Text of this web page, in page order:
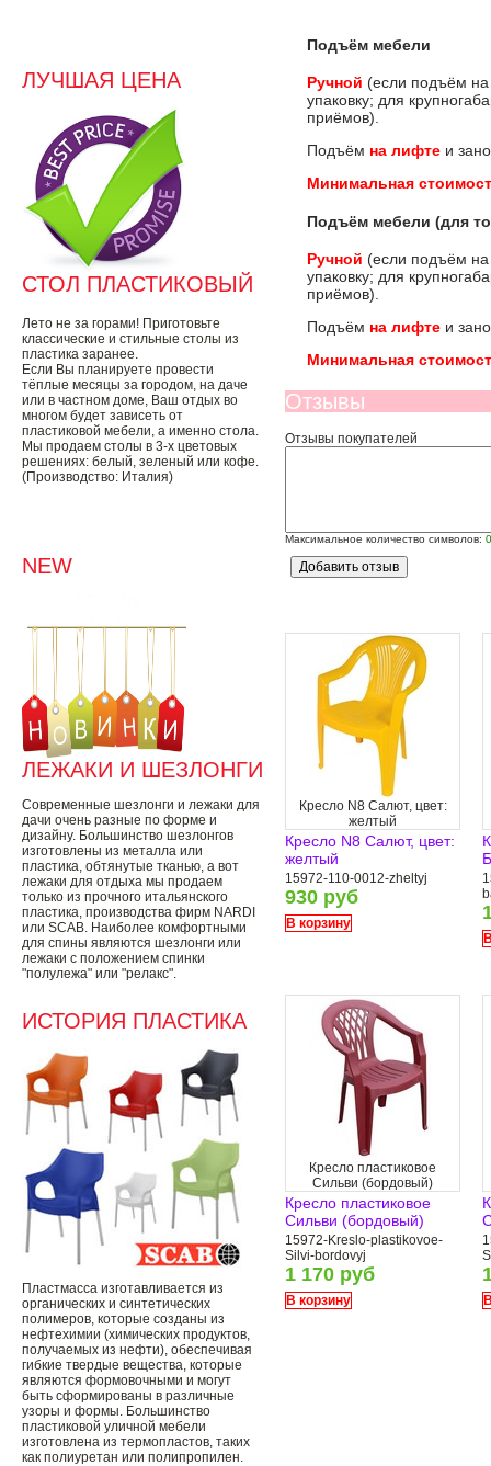
ЛУЧШАЯ ЦЕНА
СТОЛ ПЛАСТИКОВЫЙ
Лето не за горами! Приготовьте
классические и стильные столы из
пластика заранее.
Если Вы планируете провести
тёплые месяцы за городом, на даче
или в частном доме, Ваш отдых во
многом будет зависеть от
пластиковой мебели, а именно стола.
Мы продаем столы в 3-х цветовых
решениях: белый, зеленый или кофе.
(Производство: Италия)
NEW
ЛЕЖАКИ И ШЕЗЛОНГИ
Современные шезлонги и лежаки для
дачи очень разные по форме и
дизайну. Большинство шезлонгов
изготовлены из металла или
пластика, обтянутые тканью, а вот
лежаки для отдыха мы продаем
только из прочного итальянского
пластика, производства фирм NARDI
или SCAB. Наиболее комфортными
для спины являются шезлонги или
лежаки с положением спинки
"полулежа" или "релакс".
ИСТОРИЯ ПЛАСТИКА
Пластмасса изготавливается из
органических и синтетических
полимеров, которые созданы из
нефтехимии (химических продуктов,
получаемых из нефти), обеспечивая
гибкие твердые вещества, которые
являются формовочными и могут
быть сформированы в различные
узоры и формы. Большинство
пластиковой уличной мебели
изготовлена ​​из термопластов, таких
как полиуретан или полипропилен.
Подъём мебели
Ручной (если подъём
упаковку; для
приёмов).
Подъём на лифте и
Минимальная
Подъём мебели (для
Ручной (если подъём
упаковку; для
приёмов).
Подъём на лифте и
Минимальная
Отзывы
Отзывы покупателей
Максимальное количество символов: 0
Кресло N8 Салют, цвет:
желтый
Кресло N8 Салют, цвет:
желтый
15972-110-0012-zheltyj
930 руб
В корзину
Кресло пластиковое
Сильви (бордовый)
Кресло пластиковое
Сильви (бордовый)
15972-Kreslo-plastikovoe-
Silvi-bordovyj
1 170 руб
В корзину